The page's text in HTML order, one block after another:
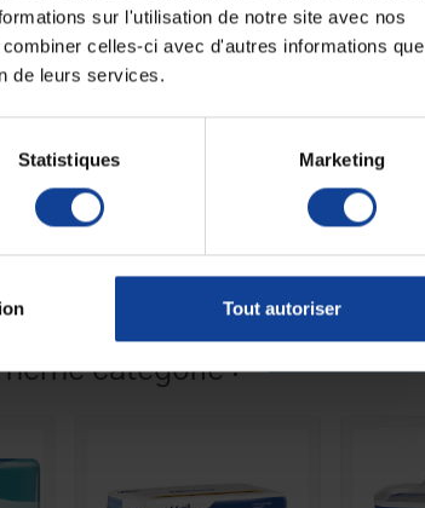
sur l'utilisation de notre site avec nos
celles-ci avec d'autres informations que
de leurs services.
Statistiques Marketing
Tout autoriser
et
Taille protection L
Absorption en gouttes 6 gouttes
nombre
Unité de consommation
type (emballage)
Sachet(s)
Nombre d'unité par
4
catégorie :